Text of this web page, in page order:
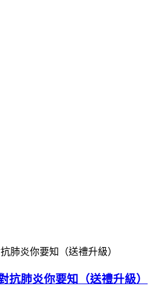
抗肺炎你要知（送禮升級）